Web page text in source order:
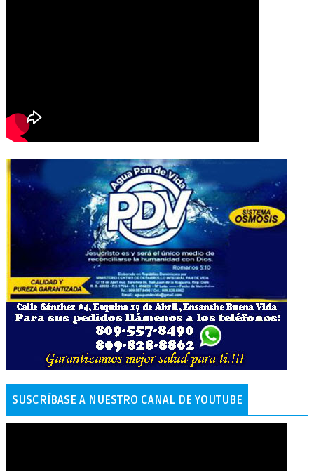
SUSCRÍBASE A NUESTRO CANAL DE YOUTUBE